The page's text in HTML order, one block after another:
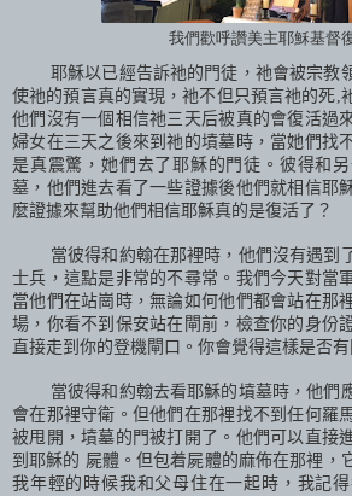
我們歡呼讚美主耶穌基督
耶穌以已經告訴祂的門徒，祂會被宗教
使祂的預言真的實現，祂不但只預言祂的死,
他們沒有一個相信祂三天后被真的會復活過
婦女在三天之後來到祂的墳墓時，當她們找
是真震驚，她們去了耶穌的門徒。彼得和
墓，他們進去看了一些證據後他們就相信耶
麼證據來幫助他們相信耶穌真的是復活了？
當彼得和約翰在那裡時，他們沒有遇到
士兵，這點是非常的不尋常。我們今天對當
當他們在站崗時，無論如何他們都會站在那
場，你看不到保安站在閘前，檢查你的身份
直接走到你的登機閘口。你會覺得這樣是否有
當彼得和約翰去看耶穌的墳墓時，他們
會在那裡守衛。但他們在那裡找不到任何羅
被甩開，墳墓的門被打開了。他們可以直接
到耶穌的 屍體。但包着屍體的麻佈在那裡，
我年輕的時候我和父母住在一起時，我記